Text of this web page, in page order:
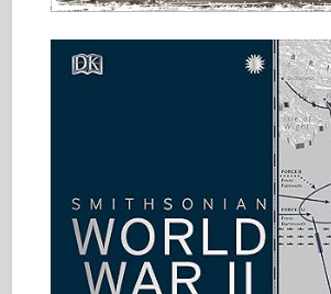
Álbumes-Fotos
Contacto
le Journal
Los kits